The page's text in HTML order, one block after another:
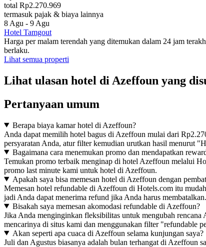
total Rp2.270.969
termasuk pajak & biaya lainnya
8 Agu - 9 Agu
Hotel Tamgout
Harga per malam terendah yang ditemukan dalam 24 jam
berlaku.
Lihat semua properti
Lihat ulasan hotel di Azeffoun yang
Pertanyaan umum
Berapa biaya kamar hotel di Azeffoun?
Anda dapat memilih hotel bagus di Azeffoun mulai dari
persyaratan Anda, atur filter kemudian urutkan hasil menurut
Bagaimana cara menemukan promo dan mendapatkan
Temukan promo terbaik menginap di hotel Azeffoun melalui
promo last minute kami untuk hotel di Azeffoun.
Apakah saya bisa memesan hotel di Azeffoun dengan
Memesan hotel refundable di Azeffoun di Hotels.com itu
jadi Anda dapat menerima refund jika Anda harus
Bisakah saya memesan akomodasi refundable di Azeffoun?
Jika Anda menginginkan fleksibilitas untuk mengubah
mencarinya di situs kami dan menggunakan filter "refundable
Akan seperti apa cuaca di Azeffoun selama kunjungan saya?
Juli dan Agustus biasanya adalah bulan terhangat di Azeffoun